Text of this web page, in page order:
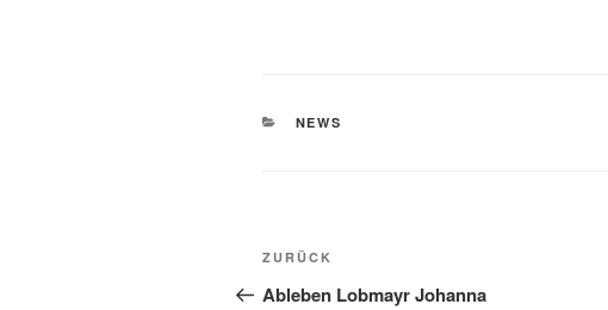
KATEGORIEN
NEWS
Beitragsnavigation
Vorheriger
Beitrag
ZURÜCK
Ableben Lobmayr Johanna